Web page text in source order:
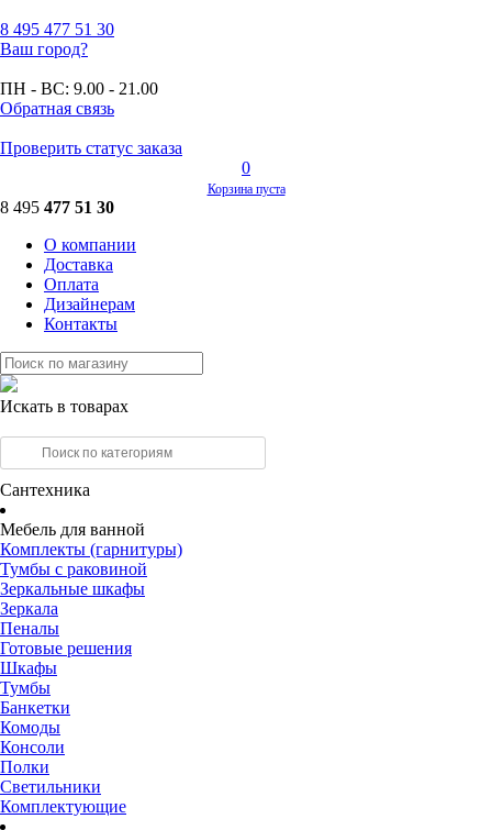
8 495 477 51 30
Ваш город?
ПН - ВС: 9.00 - 21.00
Обратная связь
Проверить статус заказа
0
Корзина пуста
8 495 477 51 30
О компании
Доставка
Оплата
Дизайнерам
Контакты
Искать в товарах
Сантехника
Мебель для ванной
Комплекты (гарнитуры)
Тумбы с раковиной
Зеркальные шкафы
Зеркала
Пеналы
Готовые решения
Шкафы
Тумбы
Банкетки
Комоды
Консоли
Полки
Светильники
Комплектующие